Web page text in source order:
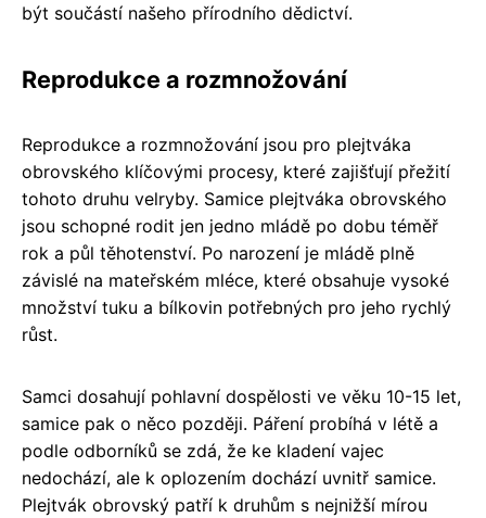
být součástí našeho přírodního dědictví.
Reprodukce a rozmnožování
Reprodukce a rozmnožování jsou pro plejtváka
obrovského klíčovými procesy, které zajišťují přežití
tohoto druhu velryby. Samice plejtváka obrovského
jsou schopné rodit jen jedno mládě po dobu téměř
rok a půl těhotenství. Po narození je mládě plně
závislé na mateřském mléce, které obsahuje vysoké
množství tuku a bílkovin potřebných pro jeho rychlý
růst.
Samci dosahují pohlavní dospělosti ve věku 10-15 let,
samice pak o něco později. Páření probíhá v létě a
podle odborníků se zdá, že ke kladení vajec
nedochází, ale k oplozením dochází uvnitř samice.
Plejtvák obrovský patří k druhům s nejnižší mírou